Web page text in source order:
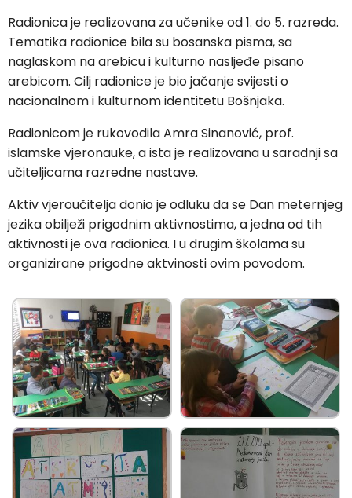
Radionica je realizovana za učenike od 1. do 5. razreda.
Tematika radionice bila su bosanska pisma, sa
naglaskom na arebicu i kulturno nasljeđe pisano
arebicom. Cilj radionice je bio jačanje svijesti o
nacionalnom i kulturnom identitetu Bošnjaka.
Radionicom je rukovodila Amra Sinanović, prof.
islamske vjeronauke, a ista je realizovana u saradnji sa
učiteljicama razredne nastave.
Aktiv vjeroučitelja donio je odluku da se Dan meternjeg
jezika obilježi prigodnim aktivnostima, a jedna od tih
aktivnosti je ova radionica. I u drugim školama su
organizirane prigodne aktvinosti ovim povodom.